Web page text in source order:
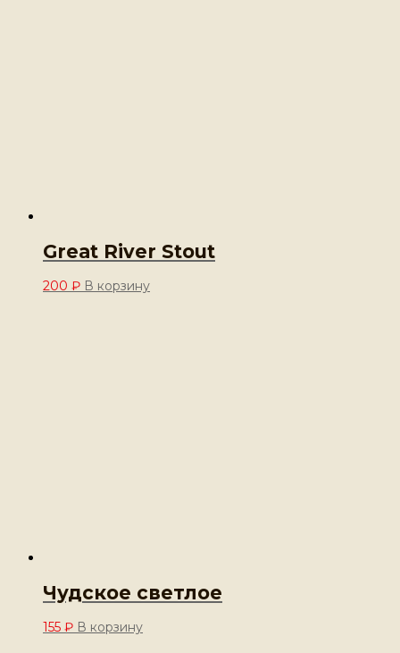
Great River Stout
200 ₽ В корзину
Чудское светлое
155 ₽ В корзину